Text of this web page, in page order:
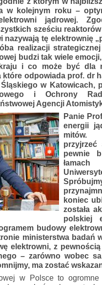
w kolejnym roku –
jądrowej.
sześciu
nazywają tę elektrownię
realizacji
budzi tak wiele
i co może być dla
które odpowiada prof. dr
w Katowicach,
i Ochrony
Agencji
Panie
energii
mitów.
przyjrzeć
pewnie
koniec
została
polskiej
budowy
ministerstwa badań
elektrowni, z
– zarówno wobec
ma zostać
w Polsce to